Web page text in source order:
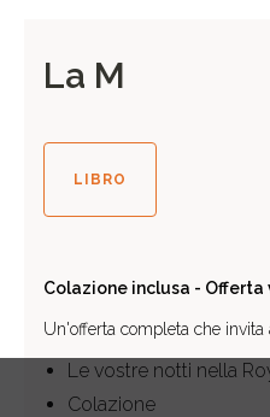
La M
LIBRO
Colazione inclusa -
Un'offerta completa che invita
Le vostre notti nella
Colazione